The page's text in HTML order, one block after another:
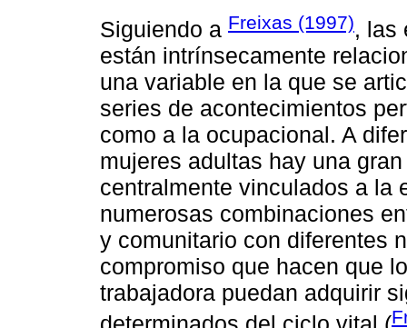
Siguiendo a Freixas (1997), las
están intrínsecamente
una variable en la que se
series de acontecimientos
como a la ocupacional. A
mujeres adultas hay una
centralmente vinculados a la
numerosas combinaciones
y comunitario con diferentes
compromiso que hacen que
trabajadora puedan adquirir